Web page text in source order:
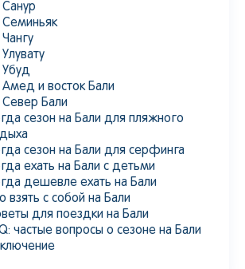
Санур
Семиньяк
Чангу
Улувату
Убуд
Амед и восток Бали
Север Бали
сезон на Бали для пляжного
сезон на Бали для серфинга
ехать на Бали с детьми
дешевле ехать на Бали
взять с собой на Бали
для поездки на Бали
частые вопросы о сезоне на Бали